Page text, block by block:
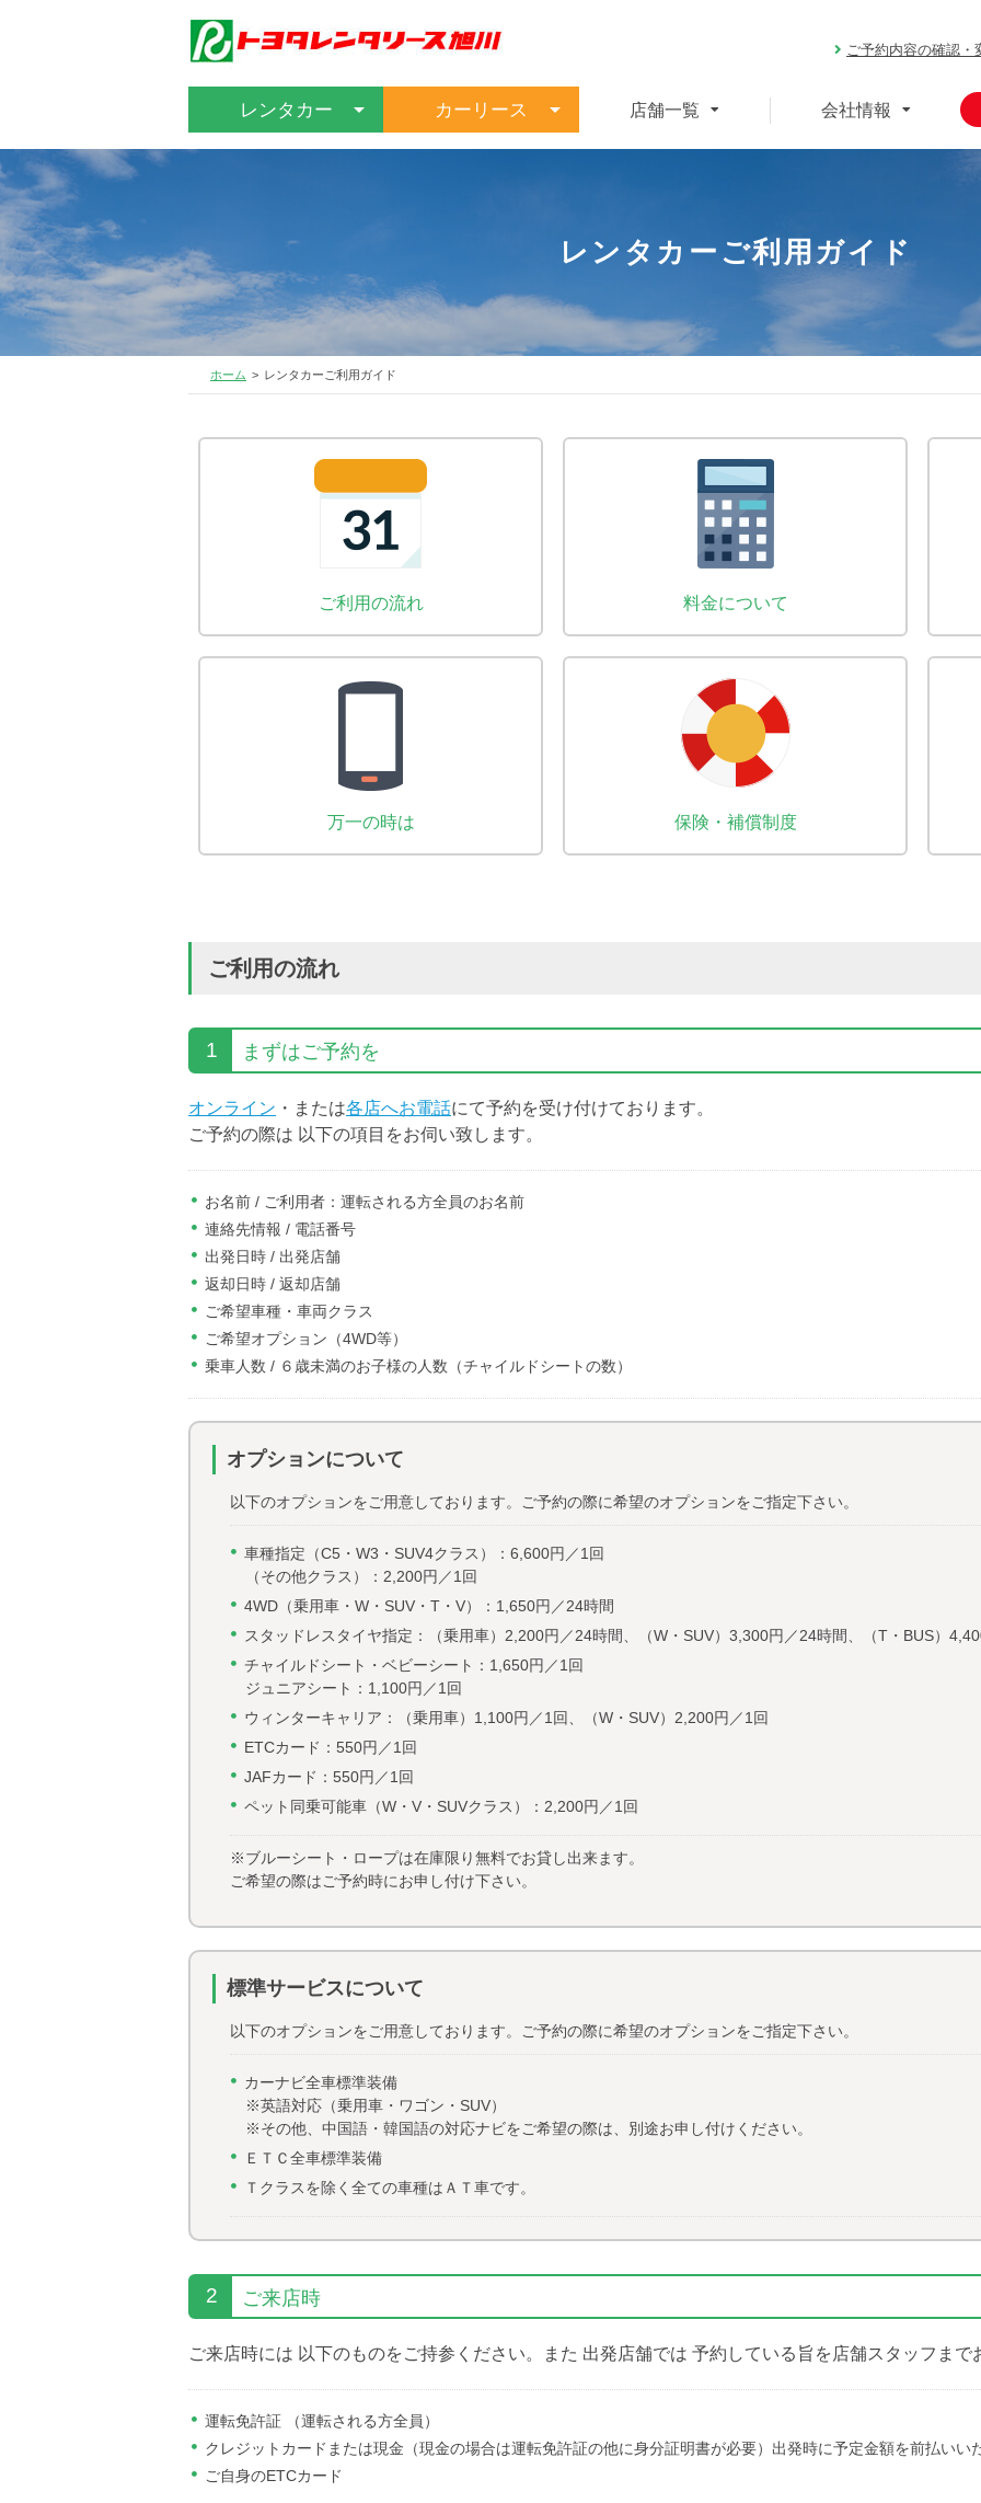
ご予約内容の確認・
レンタカー カーリース 店舗一覧 会社情報
レンタカーご利用ガイド
ホーム レンタカーご利用ガイド
ご利用の流れ 料金について
万一の時は 保険・補償制度
ご利用の流れ
1 まずはご予約を
オンライン ・または各店へお電話にて予約を受け付けております。
ご予約の際は 以下の項目をお伺い致します。
お名前 / ご利用者：運転される方全員のお名前
連絡先情報 / 電話番号
出発日時 / 出発店舗
返却日時 / 返却店舗
ご希望車種・車両クラス
ご希望オプション（4WD等）
乗車人数 / ６歳未満のお子様の人数（チャイルドシートの数）
オプションについて
以下のオプションをご用意しております。ご予約の際に希望のオプションをご指定下さい。
車種指定（C5・W3・SUV4クラス）：6,600円／1回
（その他クラス）：2,200円／1回
4WD（乗用車・W・SUV・T・V）：1,650円／24時間
スタッドレスタイヤ指定：（乗用車）2,200円／24時間、（W・SUV）3,300円／24時間、（T・BUS）
チャイルドシート・ベビーシート：1,650円／1回
ジュニアシート：1,100円／1回
ウィンターキャリア：（乗用車）1,100円／1回、（W・SUV）2,200円／1回
ETCカード：550円／1回
JAFカード：550円／1回
ペット同乗可能車（W・V・SUVクラス）：2,200円／1回
※ブルーシート・ロープは在庫限り無料でお貸し出来ます。
ご希望の際はご予約時にお申し付け下さい。
標準サービスについて
以下のオプションをご用意しております。ご予約の際に希望のオプションをご指定下さい。
カーナビ全車標準装備
※英語対応（乗用車・ワゴン・SUV）
※その他、中国語・韓国語の対応ナビをご希望の際は、別途お申し付けください。
ＥＴＣ全車標準装備
Ｔクラスを除く全ての車種はＡＴ車です。
2 ご来店時
ご来店時には 以下のものをご持参ください。また 出発店舗では 予約している旨を店舗スタッフまで
運転免許証 （運転される方全員）
クレジットカードまたは現金（現金の場合は運転免許証の他に身分証明書が必要）出発時に予定金額を前払いい
ご自身のETCカード